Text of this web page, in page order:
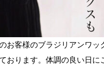
お客様のブラジリアンワッ
おります。体調の良い日に